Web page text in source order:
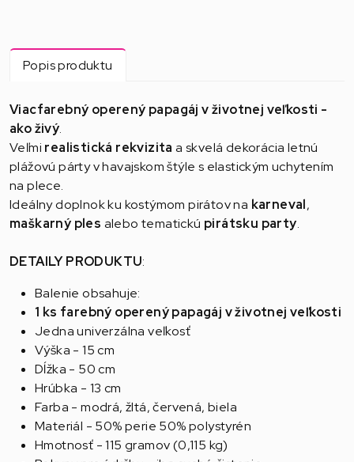
Popis produktu
Viacfarebný operený papagáj v životnej veľkosti -
ako živý.
Veľmi realistická rekvizita a skvelá dekorácia letnú
plážovú párty v havajskom štýle s elastickým uchytením
na plece.
Ideálny doplnok ku kostýmom pirátov na karneval,
maškarný ples alebo tematickú pirátsku party.
DETAILY PRODUKTU:
Balenie obsahuje:
1 ks farebný operený papagáj v životnej veľkosti
Jedna univerzálna veľkosť
Výška - 15 cm
Dĺžka - 50 cm
Hrúbka - 13 cm
Farba - modrá, žltá, červená, biela
Materiál - 50% perie 50% polystyrén
Hmotnosť - 115 gramov (0,115 kg)